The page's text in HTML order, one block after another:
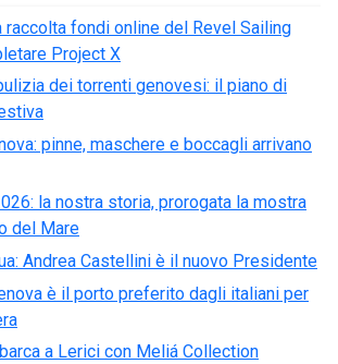
raccolta fondi online del Revel Sailing
Project X
dei torrenti genovesi: il piano di
pinne, maschere e boccagli arrivano
la nostra storia, prorogata la mostra
del Mare
Andrea Castellini è il nuovo Presidente
è il porto preferito dagli italiani per
a Lerici con Meliá Collection